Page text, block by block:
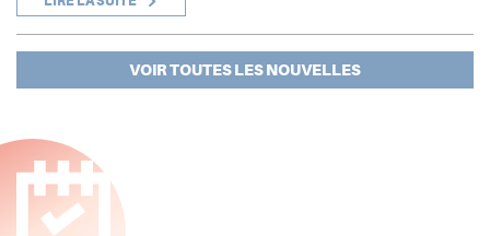
VOIR TOUTES LES NOUVELLES